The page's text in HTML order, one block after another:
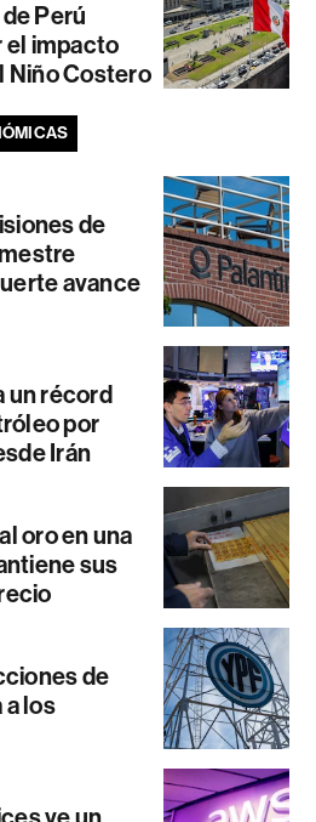
Perú
el impacto
Niño Costero
de
avance
un récord
por
Irán
oro en una
sus
de
a los